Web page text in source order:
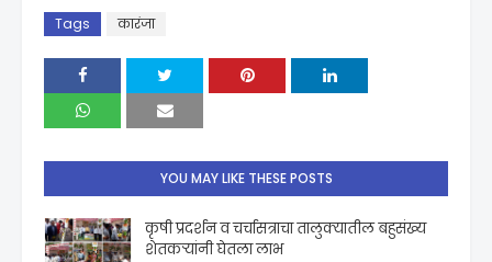
Tags कारंजा
YOU MAY LIKE THESE POSTS
कृषी प्रदर्शन व चर्चासत्राचा तालुक्यातील बहुसंख्य
शेतकऱ्यांनी घेतला लाभ